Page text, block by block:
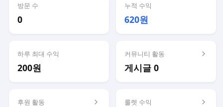
방문 수
0
누적 수익
620원
하루 최대 수익
200원
커뮤니티 활동
게시글 0
후원 활동 룰렛 수익